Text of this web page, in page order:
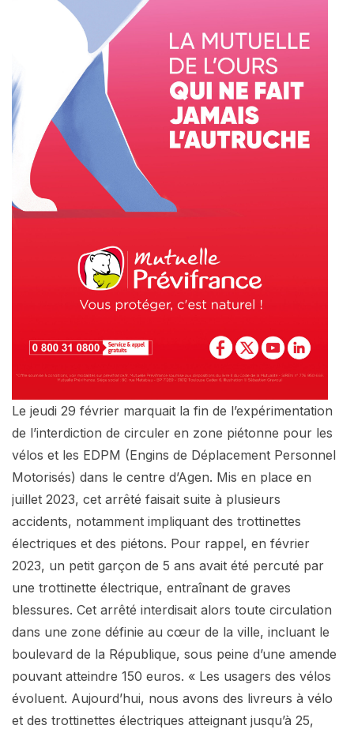
Le jeudi 29 février marquait la fin de l’expérimentation
de l’interdiction de circuler en zone piétonne pour les
vélos et les EDPM (Engins de Déplacement Personnel
Motorisés) dans le centre d’Agen. Mis en place en
juillet 2023, cet arrêté faisait suite à plusieurs
accidents, notamment impliquant des trottinettes
électriques et des piétons. Pour rappel, en février
2023, un petit garçon de 5 ans avait été percuté par
une trottinette électrique, entraînant de graves
blessures. Cet arrêté interdisait alors toute circulation
dans une zone définie au cœur de la ville, incluant le
boulevard de la République, sous peine d’une amende
pouvant atteindre 150 euros. « Les usagers des vélos
évoluent. Aujourd’hui, nous avons des livreurs à vélo
et des trottinettes électriques atteignant jusqu’à 25,